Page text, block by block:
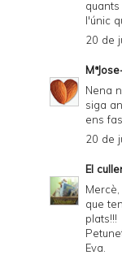
l'únic
20 de
Nena
siga
ens
20 de
El
que
plats!!!
Eva.